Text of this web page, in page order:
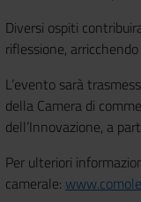
Diversi ospiti
riflessione,
L’evento sarà
della Camera di
dell’Innovazione, a
Per ulteriori
camerale: